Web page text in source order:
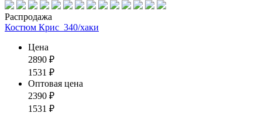
Распродажа
Костюм Крис_340/хаки
Цена
2890 ₽
1531 ₽
Оптовая цена
2390 ₽
1531 ₽